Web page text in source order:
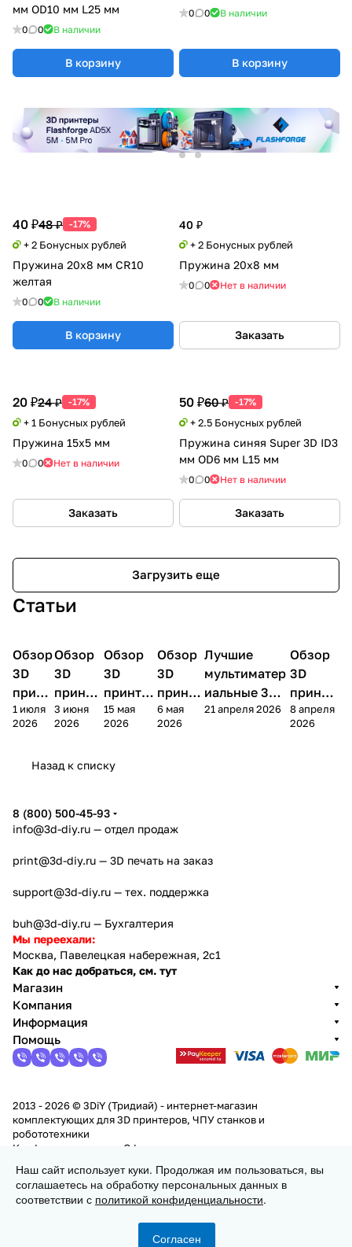
мм OD10 мм L25 мм
0 0 В наличии
В корзину
0 0 В наличии
В корзину
40 ₽48 ₽ -17%
+ 2 Бонусных рублей
Пружина 20х8 мм CR10
желтая
0 0 В наличии
В корзину
40 ₽
+ 2 Бонусных рублей
Пружина 20х8 мм
0 0 Нет в наличии
Заказать
20 ₽24 ₽ -17%
+ 1 Бонусных рублей
Пружина 15х5 мм
0 0 Нет в наличии
Заказать
50 ₽60 ₽ -17%
+ 2.5 Бонусных рублей
Пружина синяя Super 3D ID3
мм OD6 мм L15 мм
0 0 Нет в наличии
Заказать
Загрузить еще
Статьи
3D
принтеры
Обзор
3D
принт
ера
Bamb
1 июля
2026
3D
принтеры
Обзор
3D
принте
ра
Anycubi
4
3 июня
2026
3D
принтеры
Обзор
3D
принтер
а
FlashFo
Creator
15 мая
2026
3D
принтеры
Обзор
3D
принте
ра
Bambu
6 мая
2026
3D принтеры
Лучшие
мультиматер
иальные 3D
принтеры на
21 апреля 2026
3D
Обзор
3D
принте
ра
FlashF
8 апреля
2026
Назад к списку
Заказать
8 (800) 500-45-93
info@3d-diy.ru — отдел продаж
print@3d-diy.ru — 3D печать на заказ
support@3d-diy.ru — тех. поддержка
buh@3d-diy.ru — Бухгалтерия
Мы переехали:
Москва, Павелецкая набережная, 2с1
Как до нас добраться, см. тут
Магазин
Компания
Информация
Помощь
2013 - 2026 © 3DiY (Тридиай) - интернет-магазин
комплектующих для 3D принтеров, ЧПУ станков и
робототехники
Конфиденциальность Оферта
Наш сайт использует куки. Продолжая им пользоваться, вы
соглашаетесь на обработку персональных данных в
соответствии с политикой конфиденциальности.
Согласен